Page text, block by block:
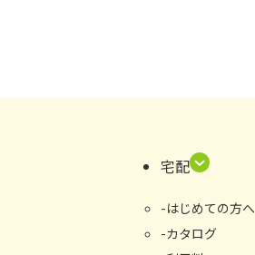
宅配
はじめての⽅へ
カタログ